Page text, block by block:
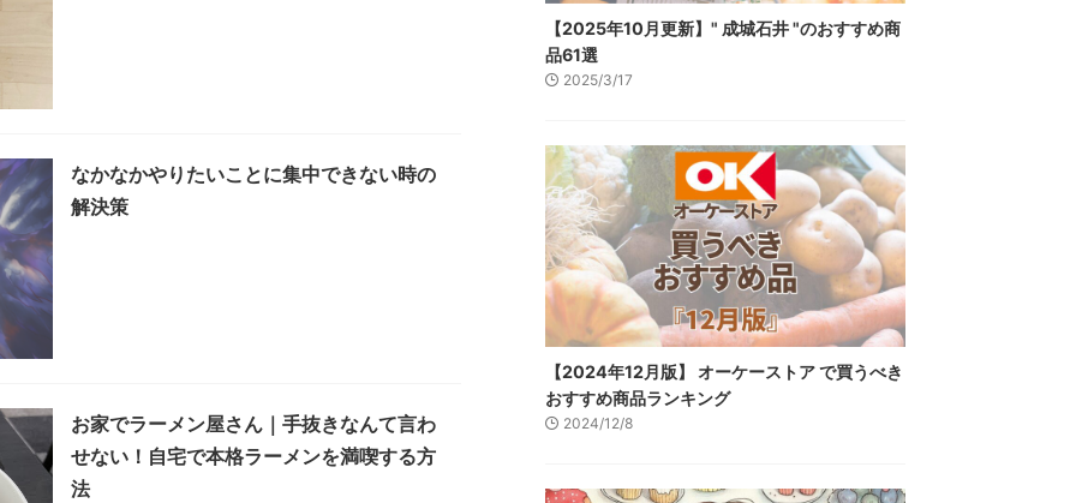
なかなかやりたいことに集中できない時の
解決策
お家でラーメン屋さん｜手抜きなんて言わ
せない！自宅で本格ラーメンを満喫する方
法
【2025年10月更新】" 成城石井 "のおすすめ商
品61選
2025/3/17
【2024年12月版】 オーケーストア で買うべき
おすすめ商品ランキング
2024/12/8